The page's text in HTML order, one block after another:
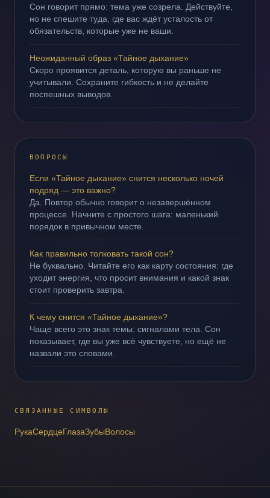
Сон говорит прямо: тема уже созрела. Действуйте,
но не спешите туда, где вас ждёт усталость от
обязательств, которые уже не ваши.
Неожиданный образ «Тайное дыхание»
Скоро проявится деталь, которую вы раньше не
учитывали. Сохраните гибкость и не делайте
поспешных выводов.
ВОПРОСЫ
Если «Тайное дыхание» снится несколько ночей
подряд — это важно?
Да. Повтор обычно говорит о незавершённом
процессе. Начните с простого шага: маленький
порядок в привычном месте.
Как правильно толковать такой сон?
Не буквально. Читайте его как карту состояния: где
уходит энергия, что просит внимания и какой знак
стоит проверить завтра.
К чему снится «Тайное дыхание»?
Чаще всего это знак темы: сигналами тела. Сон
показывает, где вы уже всё чувствуете, но ещё не
назвали это словами.
СВЯЗАННЫЕ СИМВОЛЫ
РукаСердцеГлазаЗубыВолосы